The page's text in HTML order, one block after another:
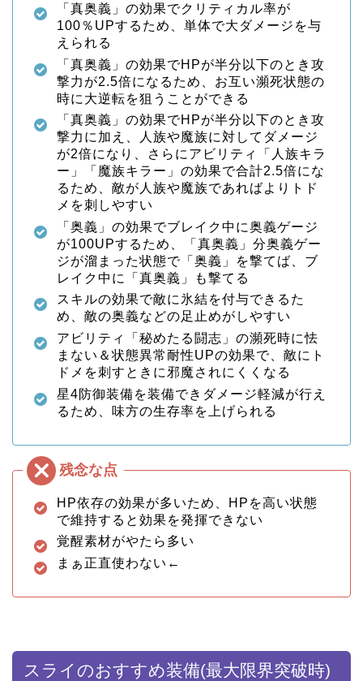
「真奥義」の効果でクリティカル率が
100％UPするため、単体で大ダメージを与
えられる
「真奥義」の効果でHPが半分以下のとき攻
撃力が2.5倍になるため、お互い瀕死状態の
時に大逆転を狙うことができる
「真奥義」の効果でHPが半分以下のとき攻
撃力に加え、人族や魔族に対してダメージ
が2倍になり、さらにアビリティ「人族キラ
ー」「魔族キラー」の効果で合計2.5倍にな
るため、敵が人族や魔族であればよりトド
メを刺しやすい
「奥義」の効果でブレイク中に奥義ゲージ
が100UPするため、「真奥義」分奥義ゲー
ジが溜まった状態で「奥義」を撃てば、ブ
レイク中に「真奥義」も撃てる
スキルの効果で敵に氷結を付与できるた
め、敵の奥義などの足止めがしやすい
アビリティ「秘めたる闘志」の瀕死時に怯
まない＆状態異常耐性UPの効果で、敵にト
ドメを刺すときに邪魔されにくくなる
星4防御装備を装備できダメージ軽減が行え
るため、味方の生存率を上げられる
HP依存の効果が多いため、HPを高い状態
で維持すると効果を発揮できない
覚醒素材がやたら多い
まぁ正直使わない←
スライのおすすめ装備(最大限界突破時)